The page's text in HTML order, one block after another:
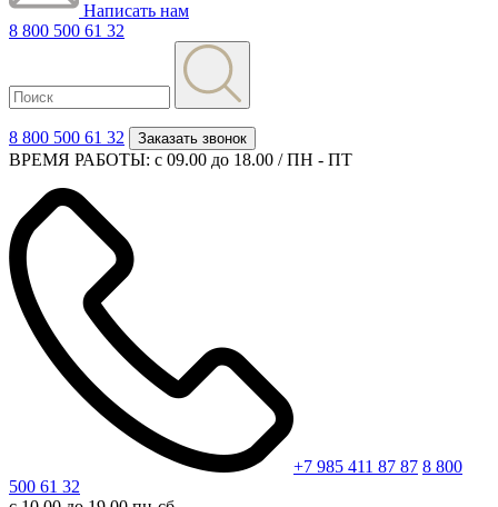
Написать нам
8 800 500 61 32
8 800 500 61 32 Заказать звонок
ВРЕМЯ РАБОТЫ: с 09.00 до 18.00 / ПН - ПТ
+7 985 411 87 87 8 800
500 61 32